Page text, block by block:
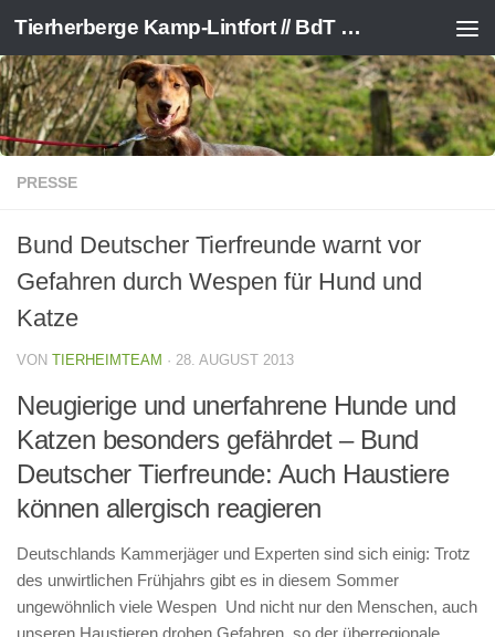
Zum Inhalt springen Tierherberge Kamp-Lintfort // BdT e.V.
PRESSE
Bund Deutscher Tierfreunde warnt vor
Gefahren durch Wespen für Hund und
Katze
VON TIERHEIMTEAM · 28. AUGUST 2013
Neugierige und unerfahrene Hunde und
Katzen besonders gefährdet – Bund
Deutscher Tierfreunde: Auch Haustiere
können allergisch reagieren
Deutschlands Kammerjäger und Experten sind sich einig: Trotz
des unwirtlichen Frühjahrs gibt es in diesem Sommer
ungewöhnlich viele Wespen Und nicht nur den Menschen, auch
unseren Haustieren drohen Gefahren, so der überregionale